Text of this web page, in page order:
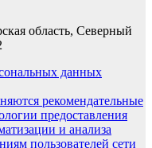
область, Северный
данных
рекомендательные
предоставления
и анализа
пользователей сети